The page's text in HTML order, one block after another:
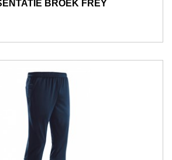
BROEK FREY